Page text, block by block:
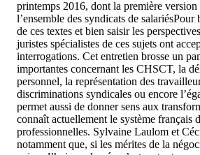
printemps 2016, dont la première version
l’ensemble des syndicats de
de ces textes et bien saisir les
juristes spécialistes de ces sujets ont
interrogations. Cet entretien brosse un
importantes concernant les CHSCT, la
personnel, la représentation des
discriminations syndicales ou encore
permet aussi de donner sens aux
connaît actuellement le système français
professionnelles. Sylvaine Laulom et
notamment que, si les mérites de la